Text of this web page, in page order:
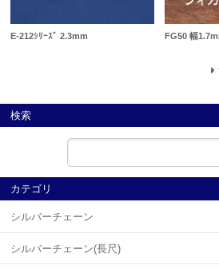
E-212ｼﾘｰｽﾞ 2.3mm FG50 幅
検索
カテゴリ
シルバーチェーン
シルバーチェーン(長尺)